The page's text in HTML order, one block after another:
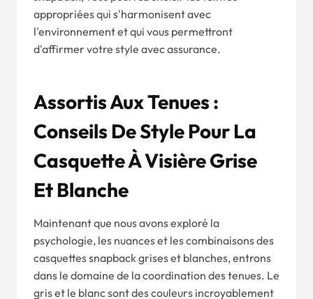
appropriées qui s'harmonisent avec
l'environnement et qui vous permettront
d'affirmer votre style avec assurance.
Assortis Aux Tenues :
Conseils De Style Pour La
Casquette À Visière Grise
Et Blanche
Maintenant que nous avons exploré la
psychologie, les nuances et les combinaisons des
casquettes snapback grises et blanches, entrons
dans le domaine de la coordination des tenues. Le
gris et le blanc sont des couleurs incroyablement